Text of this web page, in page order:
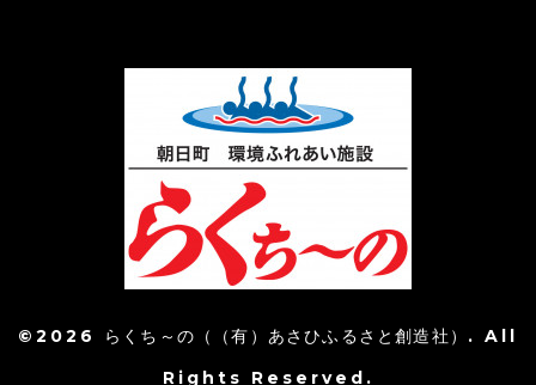
©2026 らくち～の（（有）あさひふるさと創造社） . All
Rights Reserved.